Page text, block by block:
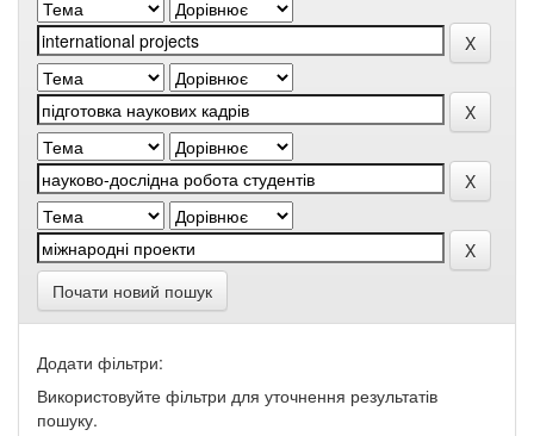
Почати новий пошук
Додати фільтри:
Використовуйте фільтри для уточнення результатів
пошуку.